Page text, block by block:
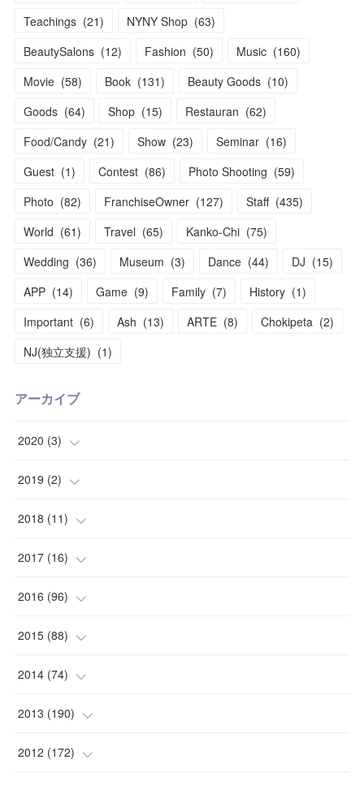
Teachings (21) NYNY Shop (63)
BeautySalons (12) Fashion (50) Music (160)
Movie (58) Book (131) Beauty Goods (10)
Goods (64) Shop (15) Restauran (62)
Food/Candy (21) Show (23) Seminar (16)
Guest (1) Contest (86) Photo Shooting (59)
Photo (82) FranchiseOwner (127) Staff (435)
World (61) Travel (65) Kanko-Chi (75)
Wedding (36) Museum (3) Dance (44) DJ (15)
APP (14) Game (9) Family (7) History (1)
Important (6) Ash (13) ARTE (8) Chokipeta (2)
NJ(独立支援) (1)
アーカイブ
2020 (3)
(1
( 1)
(1)
2019 (2)
( 1)
(1)
2018 (11)
(2)
(1)
(1)
(1)
2017 (16)
(1)
(2)
(1)
( 3)
2016 (96)
(2)
(5)
(6)
(3)
2015 (88)
(4)
(7)
(6)
2014 (74)
(9)
(14)
2013 (190)
(17)
2012 (172)